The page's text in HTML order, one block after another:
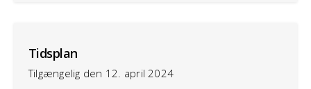
Tidsplan
Tilgængelig den 12. april 2024